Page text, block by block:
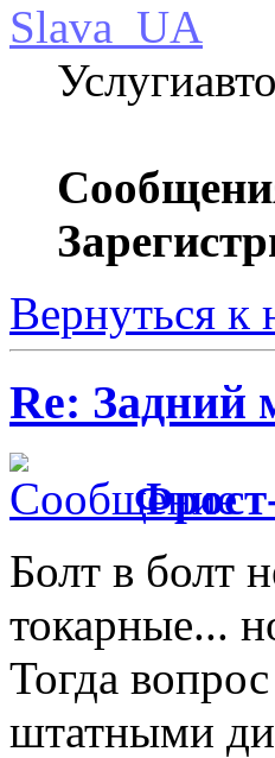
Slava_UA
Услугиавто
Вернуться к
Re: Задний
Болт в болт
токарные...
Тогда
штатными